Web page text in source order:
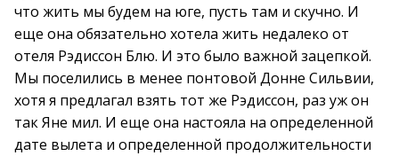
что жить мы будем на юге, пусть там и скучно. И
еще она обязательно хотела жить недалеко от
отеля Рэдиссон Блю. И это было важной зацепкой.
Мы поселились в менее понтовой Донне Сильвии,
хотя я предлагал взять тот же Рэдиссон, раз уж он
так Яне мил. И еще она настояла на определенной
дате вылета и определенной продолжительности